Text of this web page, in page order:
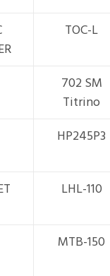
TOC-L
702 SM
Titrino
HP245P3
LHL-110
MTB-150